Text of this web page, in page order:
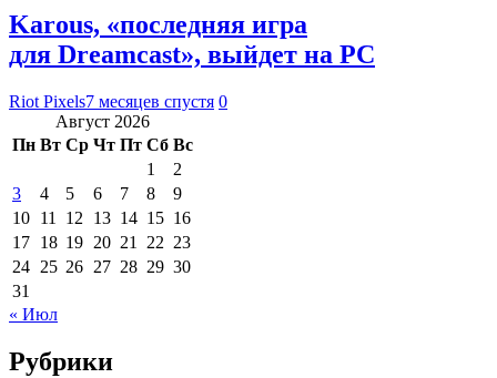
Karous, «последняя игра
для Dreamcast», выйдет на PC
Riot Pixels7 месяцев спустя 0
Август 2026
Пн Вт Ср Чт Пт Сб Вс
1
2
3
4 5 6 7 8
9
10 11 12 13 14 15 16
17 18 19 20 21 22 23
24 25 26 27 28 29 30
31
« Июл
Рубрики